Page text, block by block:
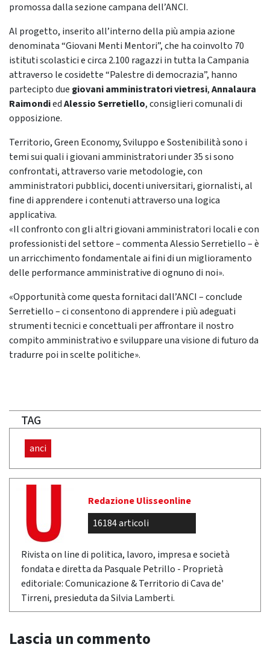
promossa dalla sezione campana dell’ANCI.
Al progetto, inserito all’interno della più ampia azione
denominata “Giovani Menti Mentori”, che ha coinvolto 70
istituti scolastici e circa 2.100 ragazzi in tutta la Campania
attraverso le cosidette “Palestre di democrazia”, hanno
partecipto due giovani amministratori vietresi,Annalaura
RaimondiedAlessio Serretiello, consiglieri comunali di
opposizione.
Territorio, Green Economy, Sviluppo e Sostenibilità sono i
temi sui quali i giovani amministratori under 35 si sono
confrontati, attraverso varie metodologie, con
amministratori pubblici, docenti universitari, giornalisti, al
fine di apprendere i contenuti attraverso una logica
applicativa.
«Il confronto con gli altri giovani amministratori locali e con
professionisti del settore – commenta Alessio Serretiello – è
un arricchimento fondamentale ai fini di un miglioramento
delle performance amministrative di ognuno di noi».
«Opportunità come questa fornitaci dall’ANCI – conclude
Serretiello – ci consentono di apprendere i più adeguati
strumenti tecnici e concettuali per affrontare il nostro
compito amministrativo e sviluppare una visione di futuro da
tradurre poi in scelte politiche».
TAG
anci
Redazione Ulisseonline
16184 articoli
Rivista on line di politica, lavoro, impresa e società
fondata e diretta da Pasquale Petrillo - Proprietà
editoriale: Comunicazione & Territorio di Cava de'
Tirreni, presieduta da Silvia Lamberti.
Lascia un commento